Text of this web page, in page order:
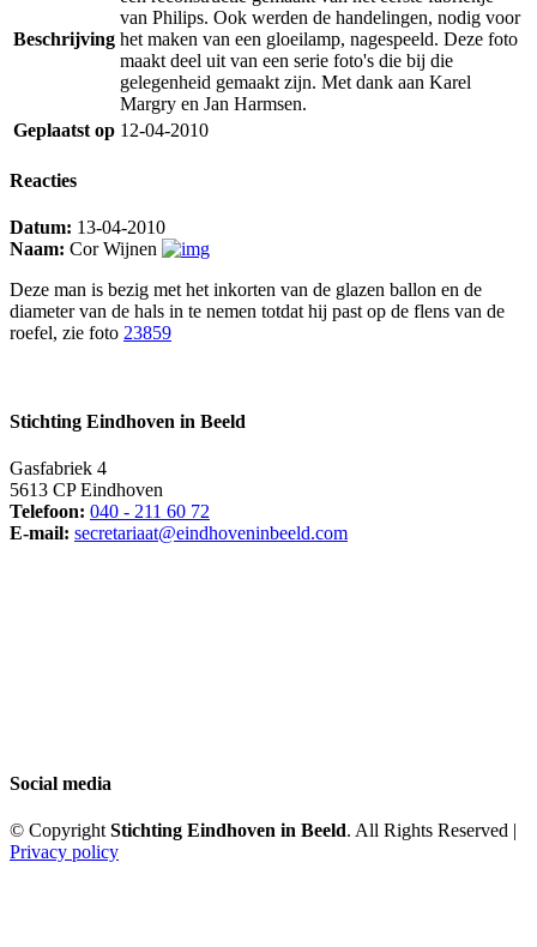
Beschrijving
van Philips. Ook werden de handelingen, nodig voor
het maken van een gloeilamp, nagespeeld. Deze foto
maakt deel uit van een serie foto's die bij die
gelegenheid gemaakt zijn. Met dank aan Karel
Margry en Jan Harmsen.
Geplaatst op 12-04-2010
Reacties
Datum: 13-04-2010
Naam: Cor Wijnen
Deze man is bezig met het inkorten van de glazen ballon en de
diameter van de hals in te nemen totdat hij past op de flens van de
roefel, zie foto 23859
Stichting Eindhoven in Beeld
Gasfabriek 4
5613 CP Eindhoven
Telefoon: 040 - 211 60 72
E-mail: secretariaat@eindhoveninbeeld.com
Social media
© CopyrightStichting Eindhoven in Beeld. All Rights Reserved |
Privacy policy